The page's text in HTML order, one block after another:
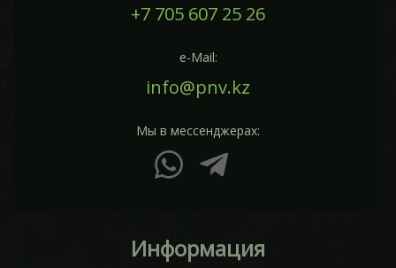
+7 705 607 25 26
e-Mail:
info@pnv.kz
Мы в мессенджерах:
Информация